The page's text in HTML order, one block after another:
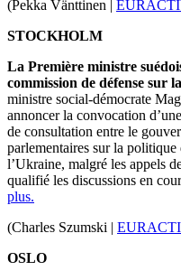
(Pekka Vänttinen |
STOCKHOLM
La Première ministre
commission de défense sur
ministre social-démocrate
annoncer la convocation
de consultation entre le
parlementaires sur la
l’Ukraine, malgré les appels
qualifié les discussions en
plus.
(Charles Szumski |
OSLO